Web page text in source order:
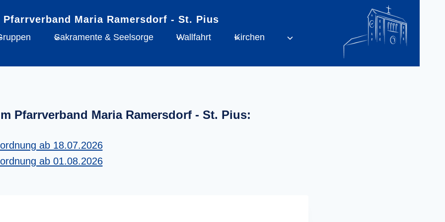
Sakramente & Seelsorge Wallfahrt Kirchen
Pfarrverband Maria Ramersdorf - St. Pius:
ab 18.07.2026
ab 01.08.2026